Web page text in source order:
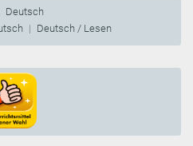
Deutsch
Deutsch / Lesen